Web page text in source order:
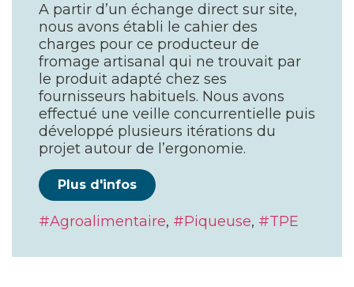
A partir d’un échange direct sur site,
nous avons établi le cahier des
charges pour ce producteur de
fromage artisanal qui ne trouvait par
le produit adapté chez ses
fournisseurs habituels. Nous avons
effectué une veille concurrentielle puis
développé plusieurs itérations du
projet autour de l’ergonomie.
Plus d'infos
Agroalimentaire, Piqueuse, TPE